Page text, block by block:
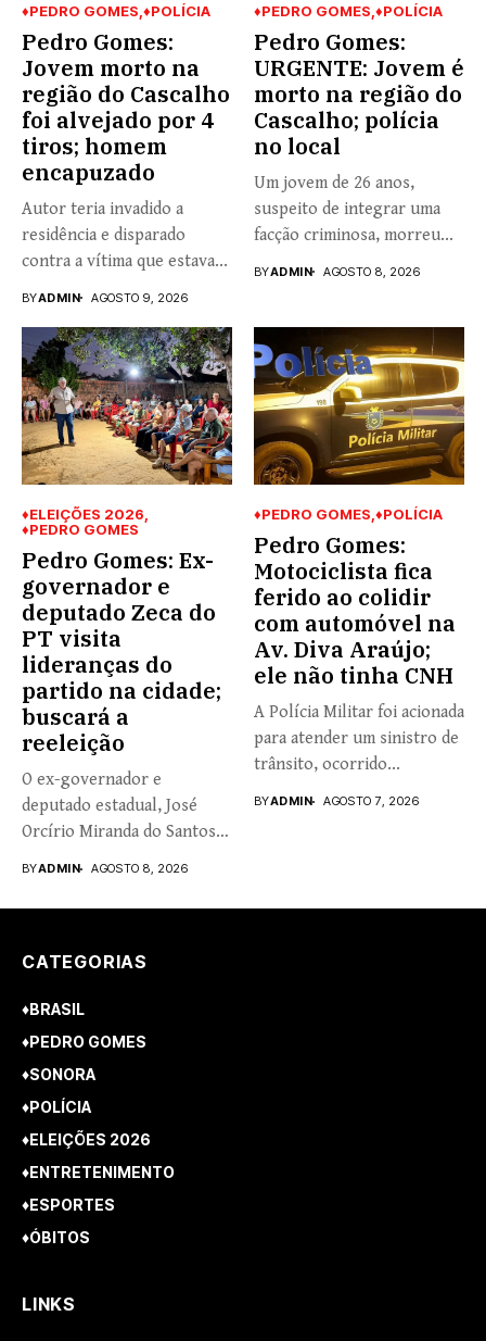
♦PEDRO GOMES ♦POLÍCIA
Pedro Gomes:
Jovem morto na
região do Cascalho
foi alvejado por 4
tiros; homem
encapuzado
Autor teria invadido a
residência e disparado
contra a vítima que estava...
BYADMIN AGOSTO 9, 2026
♦PEDRO GOMES ♦POLÍCIA
Pedro Gomes:
URGENTE: Jovem é
morto na região do
Cascalho; polícia
no local
Um jovem de 26 anos,
suspeito de integrar uma
facção criminosa, morreu...
BYADMIN AGOSTO 8, 2026
♦ELEIÇÕES 2026
♦PEDRO GOMES
Pedro Gomes: Ex-
governador e
deputado Zeca do
PT visita
lideranças do
partido na cidade;
buscará a
reeleição
O ex-governador e
deputado estadual, José
Orcírio Miranda do Santos,
BYADMIN AGOSTO 8, 2026
♦PEDRO GOMES ♦POLÍCIA
Pedro Gomes:
Motociclista fica
ferido ao colidir
com automóvel na
Av. Diva Araújo;
ele não tinha CNH
A Polícia Militar foi acionada
para atender um sinistro de
trânsito, ocorrido...
BYADMIN AGOSTO 7, 2026
CATEGORIAS
♦BRASIL
♦PEDRO GOMES
♦SONORA
♦POLÍCIA
♦ELEIÇÕES 2026
♦ENTRETENIMENTO
♦ESPORTES
♦ÓBITOS
LINKS